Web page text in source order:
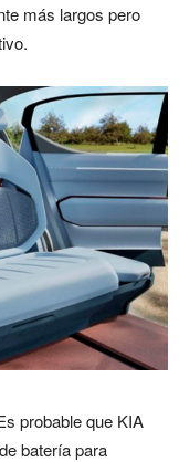
más largos pero
probable que KIA
batería para